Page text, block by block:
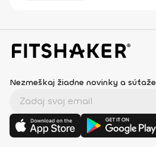
Nezmeškaj žiadne novinky a súťaže